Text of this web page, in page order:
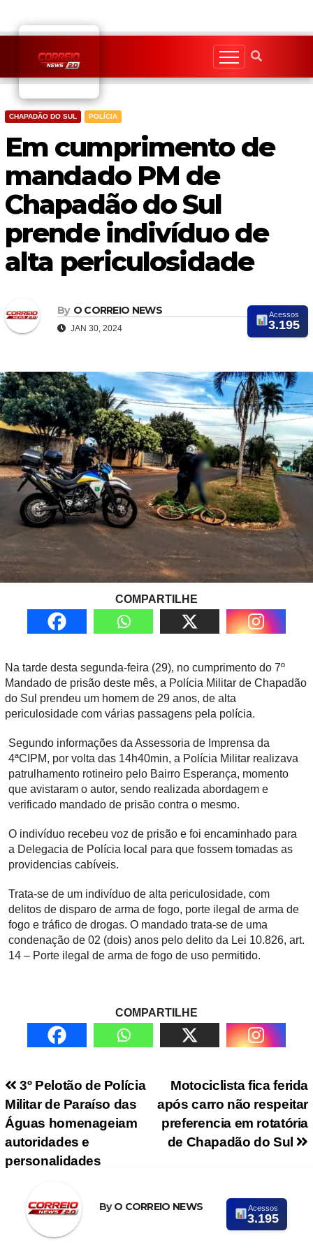
content
CHAPADÃO DO SUL POLÍCIA
Em cumprimento de
mandado PM de
Chapadão do Sul
prende indivíduo de
alta periculosidade
By O CORREIO NEWS
JAN 30, 2024
Acessos
3.195
COMPARTILHE
Na tarde desta segunda-feira (29), no cumprimento do 7º
Mandado de prisão deste mês, a Polícia Militar de Chapadão
do Sul prendeu um homem de 29 anos, de alta
periculosidade com várias passagens pela polícia.
Segundo informações da Assessoria de Imprensa da
4ªCIPM, por volta das 14h40min, a Polícia Militar realizava
patrulhamento rotineiro pelo Bairro Esperança, momento
que avistaram o autor, sendo realizada abordagem e
verificado mandado de prisão contra o mesmo.
O indivíduo recebeu voz de prisão e foi encaminhado para
a Delegacia de Polícia local para que fossem tomadas as
providencias cabíveis.
Trata-se de um indivíduo de alta periculosidade, com
delitos de disparo de arma de fogo, porte ilegal de arma de
fogo e tráfico de drogas. O mandado trata-se de uma
condenação de 02 (dois) anos pelo delito da Lei 10.826, art.
14 – Porte ilegal de arma de fogo de uso permitido.
COMPARTILHE
Navegação de PostMotociclista fica ferida
após carro não respeitar
preferencia em rotatória
de Chapadão do Sul
3º Pelotão de Polícia
Militar de Paraíso das
Águas homenageiam
autoridades e
personalidades
ByO CORREIO NEWS Acessos
3.195